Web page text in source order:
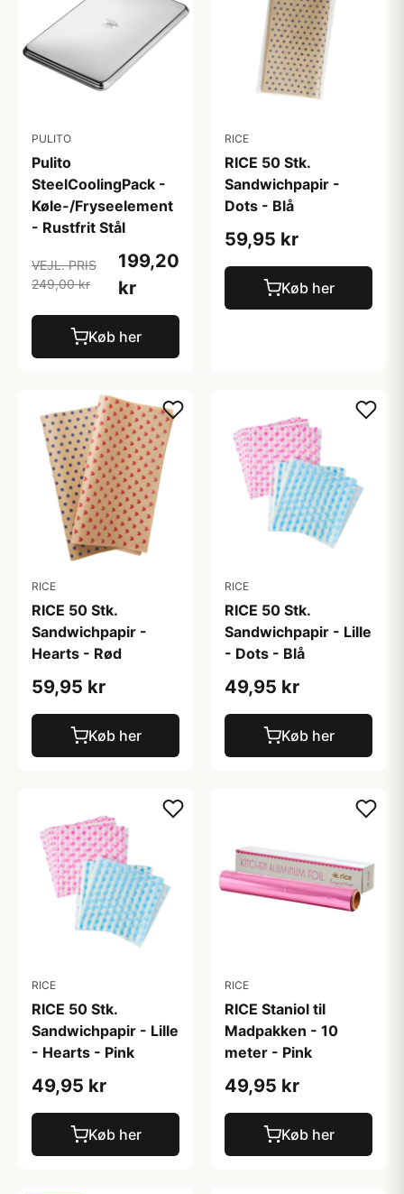
PULITO
Pulito
SteelCoolingPack -
Køle-/Fryseelement
- Rustfrit Stål
VEJL. PRIS
249,00 kr
199,20
kr
Køb her
RICE
RICE 50 Stk.
Sandwichpapir -
Dots - Blå
59,95 kr
Køb her
RICE
RICE 50 Stk.
Sandwichpapir -
Hearts - Rød
59,95 kr
Køb her
RICE
RICE 50 Stk.
Sandwichpapir - Lille
- Dots - Blå
49,95 kr
Køb her
RICE
RICE 50 Stk.
Sandwichpapir - Lille
- Hearts - Pink
49,95 kr
Køb her
RICE
RICE Staniol til
Madpakken - 10
meter - Pink
49,95 kr
Køb her